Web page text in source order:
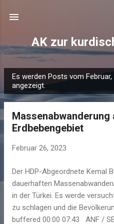
AK zur
o
Es werden Posts vom Februar,
angezeigt.
Massenabwanderung
Erdbebengebiet
Februar 26, 2023
Der HDP-Abgeordnete Kemal
dauerhaften
in der Türkei. Es werde
zu schlagen und die
buffered 00:00 07:43 ANF /